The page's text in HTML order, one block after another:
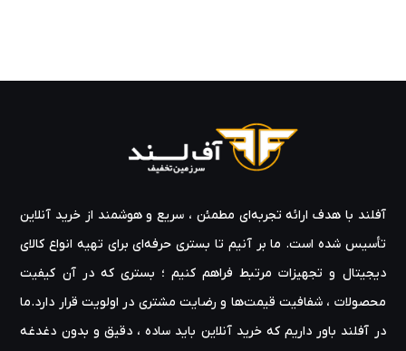
آفلند با هدف ارائه‌ تجربه‌ای مطمئن ، سریع و هوشمند از خرید آنلاین
تأسیس شده است. ما بر آنیم تا بستری حرفه‌ای برای تهیه‌ انواع کالای
دیجیتال و تجهیزات مرتبط فراهم کنیم ؛ بستری که در آن کیفیت
محصولات ، شفافیت قیمت‌ها و رضایت مشتری در اولویت قرار دارد.ما
در آفلند باور داریم که خرید آنلاین باید ساده ، دقیق و بدون دغدغه